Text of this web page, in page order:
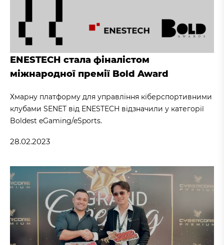
ENESTECH стала фіналістом
міжнародної премії Bold Award
Хмарну платформу для управління кіберспортивними
клубами SENET від ENESTECH відзначили у категорії
Boldest eGaming/eSports.
28.02.2023